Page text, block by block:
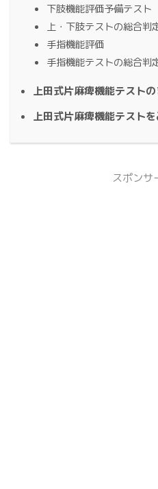
下肢機能評価予備テスト
上・下肢テストの総合判
手指機能評価
手指機能テストの総合判
上田式片麻痺機能テスト
上田式片麻痺機能テスト
スポンサ